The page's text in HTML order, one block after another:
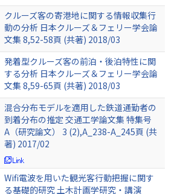
クルーズ客の寄港地に関する情報収集行
動の分析 日本クルーズ＆フェリー学会論
文集 8,52-58頁 (共著) 2018/03
発着型クルーズ客の前泊・後泊特性に関
する分析 日本クルーズ＆フェリー学会論
文集 8,59-65頁 (共著) 2018/03
混合分布モデルを適用した鉄道通勤者の
到着分布の推定 交通工学論文集 特集号
A（研究論文） 3 (2),A_238-A_245頁 (共
著) 2017/02
Wifi電波を用いた観光客行動把握に関す
る基礎的研究 土木計画学研究・講演